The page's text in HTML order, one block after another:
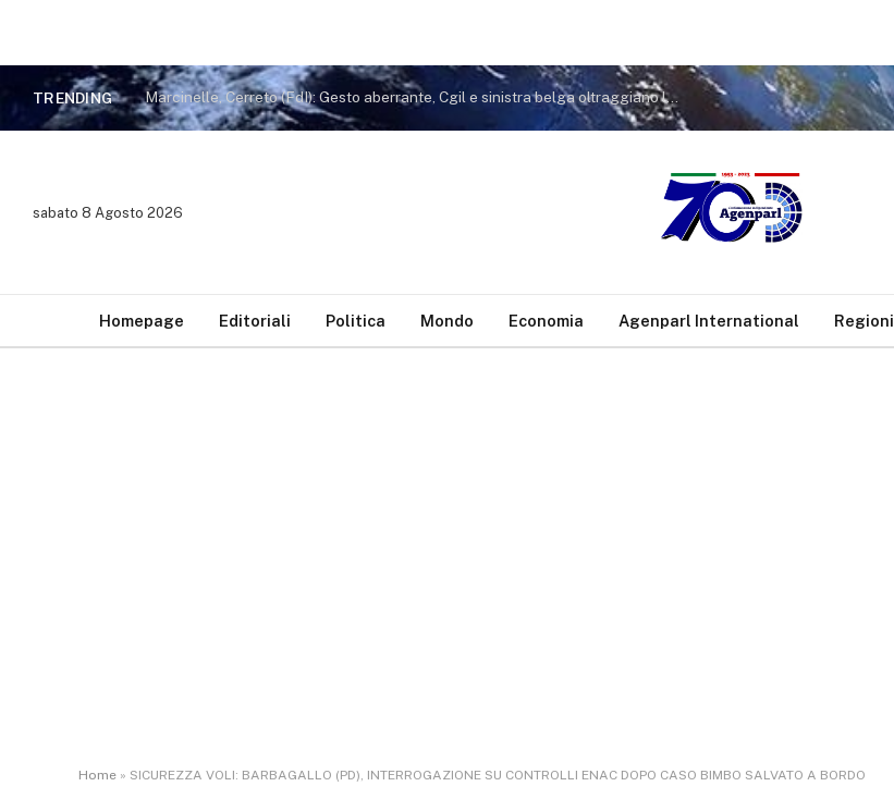
TRENDING Marcinelle, Cerreto (FdI): Gesto aberrante, Cgil e sinistra belga oltraggiano la memoria degli italiani
sabato 8 Agosto 2026
Homepage Editoriali Politica Mondo Economia Agenparl International Regioni
Home » SICUREZZA VOLI: BARBAGALLO (PD), INTERROGAZIONE SU CONTROLLI ENAC DOPO CASO BIMBO SALVATO A BORDO